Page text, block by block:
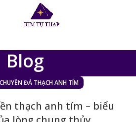
Blog
ĐÁ THẠCH ANH TÍM
thạch anh tím – biểu